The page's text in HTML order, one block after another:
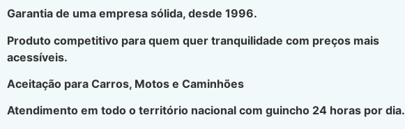
Garantia de uma empresa sólida, desde 1996.
Produto competitivo para quem quer tranquilidade com preços mais
acessíveis.
Aceitação para Carros, Motos e Caminhões
Atendimento em todo o território nacional com guincho 24 horas por dia.